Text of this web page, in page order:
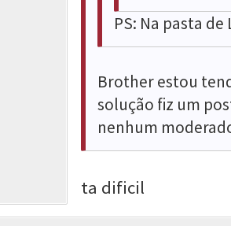
PS: Na pasta
Brother estou
solução fiz um
nenhum
ta dificil